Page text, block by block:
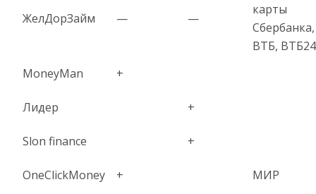
ЖелДорЗайм — —
карты
Сбербанка,
ВТБ, ВТБ24
MoneyMan
+
Лидер +
Slon finance +
OneClickMoney + МИР